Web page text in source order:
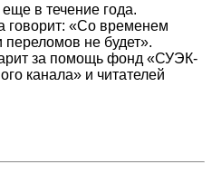
еще в течение года.
говорит: «Со временем
переломов не будет».
за помощь фонд «СУЭК-
канала» и читателей